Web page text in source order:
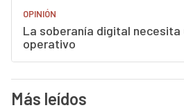
OPINIÓN
La soberanía digital necesita
operativo
Más leídos